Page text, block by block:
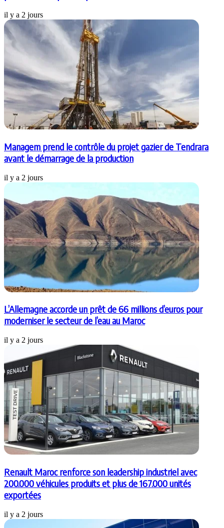
il y a 2 jours
Managem prend le contrôle du projet gazier de Tendrara
avant le démarrage de la production
il y a 2 jours
L’Allemagne accorde un prêt de 66 millions d’euros pour
moderniser le secteur de l’eau au Maroc
il y a 2 jours
Renault Maroc renforce son leadership industriel avec
200.000 véhicules produits et plus de 167.000 unités
exportées
il y a 2 jours